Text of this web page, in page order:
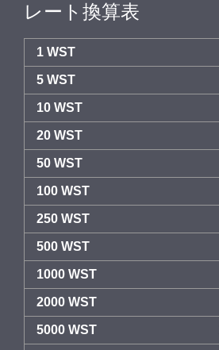
レート換算表
1 WST
5 WST
10 WST
20 WST
50 WST
100 WST
250 WST
500 WST
1000 WST
2000 WST
5000 WST